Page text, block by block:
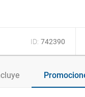
ID: 742390
incluye